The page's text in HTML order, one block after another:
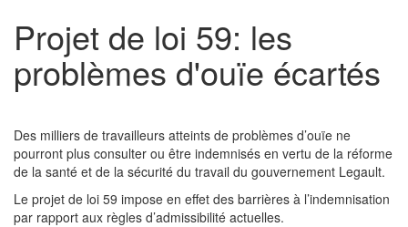
Projet de loi 59: les
problèmes d'ouïe écartés
Des milliers de travailleurs atteints de problèmes d’ouïe ne
pourront plus consulter ou être indemnisés en vertu de la réforme
de la santé et de la sécurité du travail du gouvernement Legault.
Le projet de loi 59 impose en effet des barrières à l’indemnisation
par rapport aux règles d’admissibilité actuelles.